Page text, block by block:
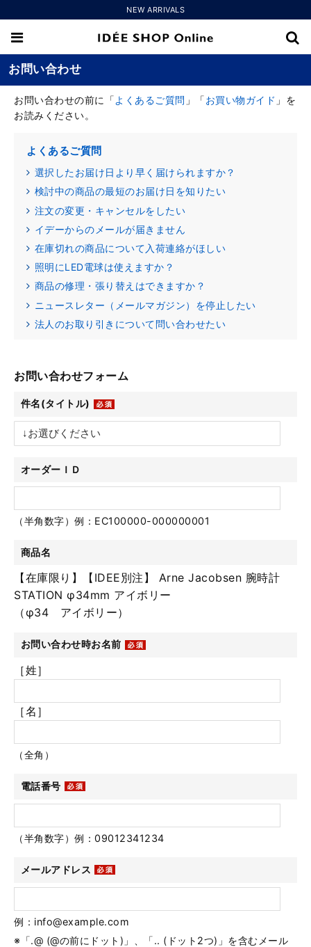
NEW ARRIVALS
お問い合わせ
お問い合わせの前に「よくあるご質問 」「お買い物ガイド 」を
お読みください。
よくあるご質問
選択したお届け日より早く届けられますか？
検討中の商品の最短のお届け日を知りたい
注文の変更・キャンセルをしたい
イデーからのメールが届きません
在庫切れの商品について入荷連絡がほしい
照明にLED電球は使えますか？
商品の修理・張り替えはできますか？
ニュースレター（メールマガジン）を停止したい
法人のお取り引きについて問い合わせたい
お問い合わせフォーム
件名(タイトル)
オーダーＩＤ
（半角数字）例：EC100000-000000001
商品名
【在庫限り】【IDEE別注】 Arne Jacobsen 腕時計
STATION φ34mm アイボリー
（φ34 アイボリー）
お問い合わせ時お名前
［姓］
［名］
（全角）
電話番号
（半角数字）例：09012341234
メールアドレス
例：info@example.com
※「.@ (@の前にドット)」、「.. (ドット2つ)」を含むメール